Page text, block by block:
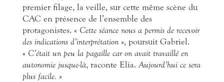
premier filage, la veille, sur cette même scène du
CAC en présence de l’ensemble des
protagonistes. « Cette séance nous a permis de recevoir
des indications d’interprétation », poursuit Gabriel.
« C’était un peu la pagaille car on avait travaillé en
autonomie jusque-là, raconte Elia.Aujourd’hui ce sera
plus facile. »